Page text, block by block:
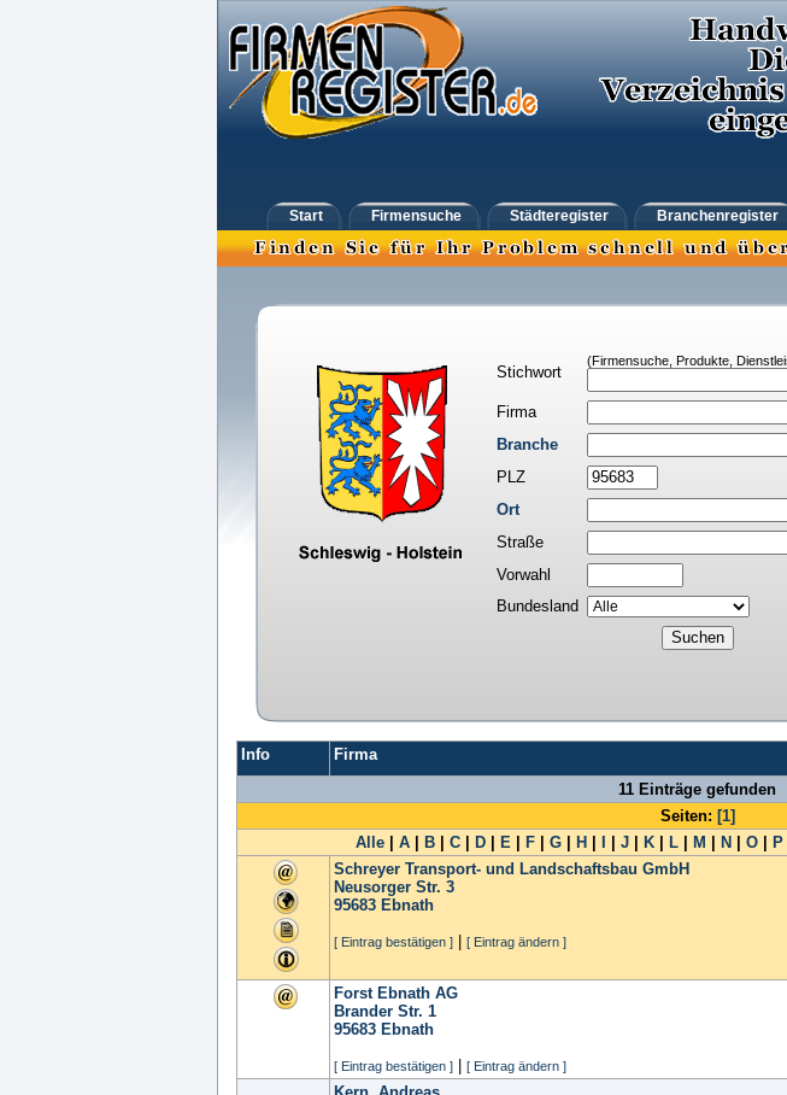
Start Firmensuche Städteregister Branchenregister
Stichwort
(Firmensuche, Produkte,
Firma
Branche
PLZ
Ort
Straße
Vorwahl
Bundesland
Info Firma
11 Einträge gefunden
Seiten: [1]
Alle
A B C D E F G H J K L M N O P
Schreyer Transport- und Landschaftsbau GmbH
Neusorger Str. 3
95683 Ebnath
[ Eintrag bestätigen ] [ Eintrag ändern ]
Forst Ebnath AG
Brander Str. 1
95683 Ebnath
[ Eintrag bestätigen ] [ Eintrag ändern ]